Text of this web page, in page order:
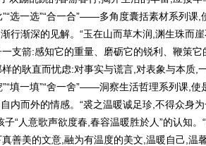
一选”“合一合”——多角度囊括素材系列课,
渐深的见解。“玉在山而草木润,渊生珠而崖
支箭:感知它的重量、磨砺它的锐利、鞭策它
的耿直而忧虑:对事实与谎言,对表象与本质,
填一填”“舍一舍”——洞察生活哲理系列课,使
而外的情感。“裘之温暖诚足珍,不得众身为
子“人意歌声欲度春,春容温暖胜於人”的认知
善美的文意,融为有温度的美文,温暖自己,温馨